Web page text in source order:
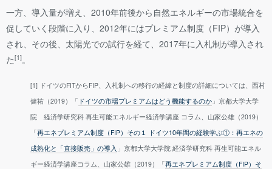
一方、導入量が増え、2010年前後から自然エネルギーの市場統合を
促していく段階に入り、2012年にはプレミアム制度（FIP）が導入
され、その後、太陽光での試行を経て、2017年に入札制が導入され
た[1]。
[1] ドイツのFITからFIP、入札制への移行の経緯と制度の詳細については、西村
健祐（2019）「 ドイツの市場プレミアムはどう機能するのか 」京都大学大学
院 経済学研究科 再生可能エネルギー経済学講座 コラム、山家公雄（2019）
「再エネプレミアム制度（FIP）その１ ドイツ10年間の経験学ぶ①：再エネの
成熟化と「直接販売」の導入 」京都大学大学院 経済学研究科 再生可能エネル
ギー経済学講座コラム、山家公雄（2019）「再エネプレミアム制度（FIP）そ